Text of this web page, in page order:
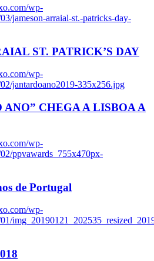
wp-
jameson-arraial-st.-patricks-day-
ST. PATRICK’S DAY
wp-
jantardoano2019-335x256.jpg
ANO” CHEGA A LISBOA A
wp-
ppvawards_755x470px-
de Portugal
wp-